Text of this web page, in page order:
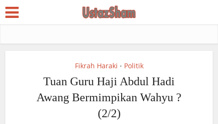
Fikrah Haraki • Politik
Tuan Guru Haji Abdul Hadi
Awang Bermimpikan Wahyu ?
(2/2)